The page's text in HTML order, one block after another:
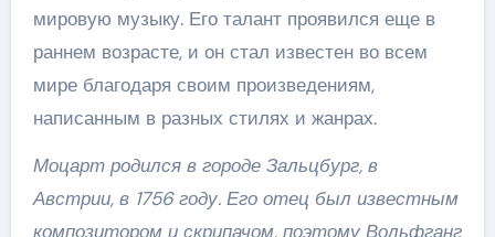
мировую музыку. Его талант проявился еще в
раннем возрасте, и он стал известен во всем
мире благодаря своим произведениям,
написанным в разных стилях и жанрах.
Моцарт родился в городе Зальцбург, в
Австрии, в 1756 году. Его отец был известным
композитором и скрипачом, поэтому Вольфганг